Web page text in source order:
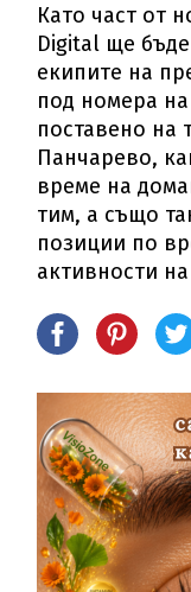
Като част от
Digital ще
екипите на
под номера
поставено на
Панчарево,
време на
тим, а също
позиции по
активности